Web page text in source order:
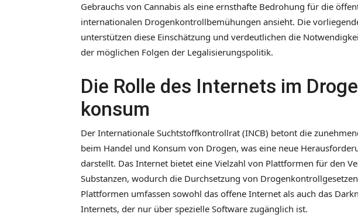
Gebrauchs von Cannabis als eine ernsthafte Bedrohung für die
internationalen Drogenkontrollbemühungen ansieht. Die
unterstützen diese Einschätzung und verdeutlichen die
der möglichen Folgen der Legalisierungspolitik.
Die Rolle des Internets im
konsum
Der Internationale Suchtstoffkontrollrat (INCB) betont die
beim Handel und Konsum von Drogen, was eine neue
darstellt. Das Internet bietet eine Vielzahl von Plattformen für den
Substanzen, wodurch die Durchsetzung von
Plattformen umfassen sowohl das offene Internet als auch das
Internets, der nur über spezielle Software zugänglich ist.